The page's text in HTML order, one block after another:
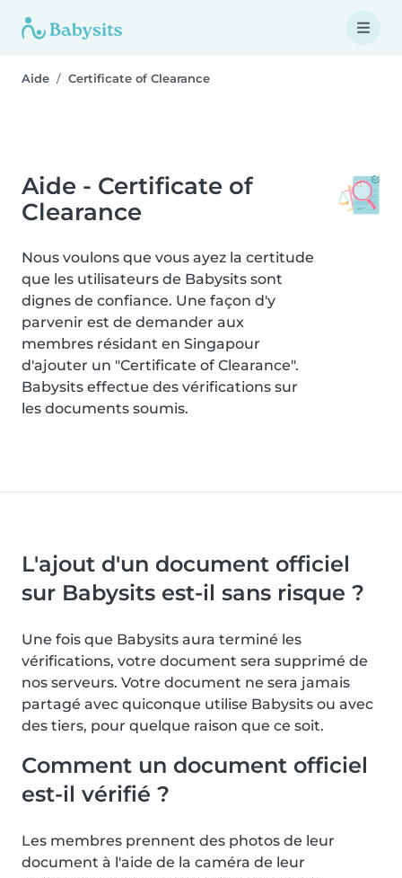
Aide Certificate of Clearance
Aide - Certificate of
Clearance
Nous voulons que vous ayez la certitude
que les utilisateurs de Babysits sont
dignes de confiance. Une façon d'y
parvenir est de demander aux
membres résidant en Singapour
d'ajouter un "Certificate of Clearance".
Babysits effectue des vérifications sur
les documents soumis.
L'ajout d'un document officiel
sur Babysits est-il sans risque ?
Une fois que Babysits aura terminé les
vérifications, votre document sera supprimé de
nos serveurs. Votre document ne sera jamais
partagé avec quiconque utilise Babysits ou avec
des tiers, pour quelque raison que ce soit.
Comment un document officiel
est-il vérifié ?
Les membres prennent des photos de leur
document à l'aide de la caméra de leur